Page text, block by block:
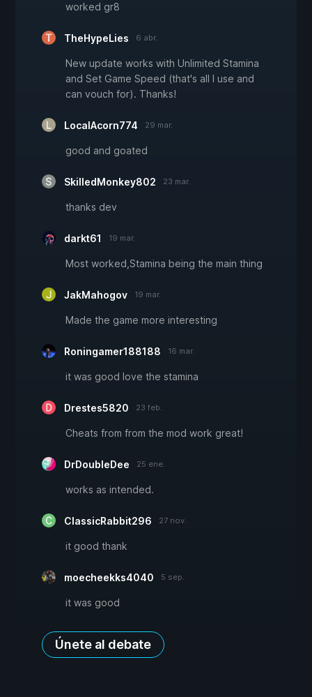
worked gr8
TheHypeLies 6 abr.
New update works with Unlimited Stamina
and Set Game Speed (that's all I use and
can vouch for). Thanks!
LocalAcorn774 29 mar.
good and goated
SkilledMonkey802 23 mar.
thanks dev
darkt61 19 mar.
Most worked,Stamina being the main thing
JakMahogov 19 mar.
Made the game more interesting
Roningamer188188 16 mar.
it was good love the stamina
Drestes5820 23 feb.
Cheats from from the mod work great!
DrDoubleDee 25 ene.
works as intended.
ClassicRabbit296 27 nov.
it good thank
moecheekks4040 5 sep.
it was good
Únete al debate